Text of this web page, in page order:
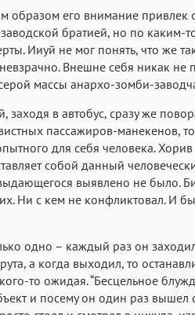
Аа
Helvetica Neue
Аа
Arial
Аа Аа
образом его внимание привлек
заводской братией, но по
Ииуй не мог понять, что же
Внешне себя никак
массы анархо-зомби-
заходя в автобус, сразу же
пассажиров-манекенов,
для себя человека. Хорив
собой данный
выявлено не было.
Ни с кем не конфликтовал. И
одно – каждый раз он
а когда выходил, то
то ожидая. “Бесцельное
и посему он один раз вышел